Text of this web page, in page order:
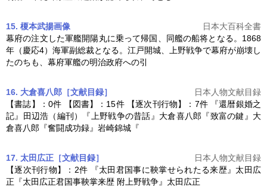
15. 榎本武揚画像
日本大百科全書
幕府の注文した軍艦開陽丸に乗って帰国、同艦の船将となる。1868
年（慶応4）海軍副総裁となる。江戸開城、
上野戦争で幕府が崩壊し
たのちも、幕府軍艦の明治政府への引
16. 大倉喜八郎［文献目録］
日本人物文献目録
【書誌】：0件 【図書】：15件 【逐次刊行物】：7件 『還暦銀婚之
記』田辺浩（編刊）『 上野戦争の昔話』大倉喜八郎『致富の鍵』大
倉喜八郎『奮闘成功録』岩崎錦城『
17. 太田広正［文献目録］
日本人物文献目録
【逐次刊行物】：2件 『太田君国事に鞅掌せられたる来歴』太田広
正『太田広正君国事鞅掌来歴 附 上野戦争』太田広正